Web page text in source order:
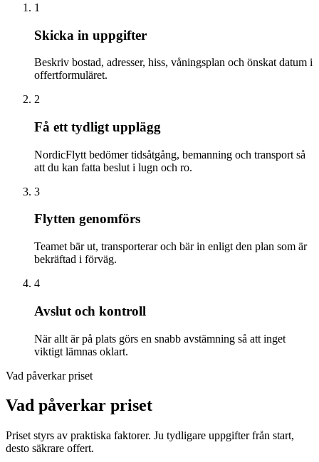
1
Skicka in uppgifter
Beskriv bostad, adresser, hiss, våningsplan och önskat datum i
offertformuläret.
2
Få ett tydligt upplägg
NordicFlytt bedömer tidsåtgång, bemanning och transport så
att du kan fatta beslut i lugn och ro.
3
Flytten genomförs
Teamet bär ut, transporterar och bär in enligt den plan som är
bekräftad i förväg.
4
Avslut och kontroll
När allt är på plats görs en snabb avstämning så att inget
viktigt lämnas oklart.
Vad påverkar priset
Vad påverkar priset
Priset styrs av praktiska faktorer. Ju tydligare uppgifter från start,
desto säkrare offert.